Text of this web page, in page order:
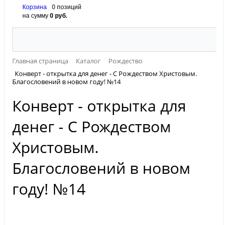
Корзина
0 позиций
на сумму0 руб.
Главная страница Каталог
Рождество
Конверт - открытка для денег - С Рождеством Христовым.
Благословений в новом году! №14
Конверт - открытка для
денег - С Рождеством
Христовым.
Благословений в новом
году! №14